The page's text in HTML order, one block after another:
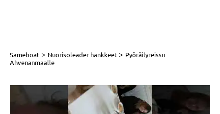
Sameboat > Nuorisoleader hankkeet > Pyöräilyreissu
Ahvenanmaalle